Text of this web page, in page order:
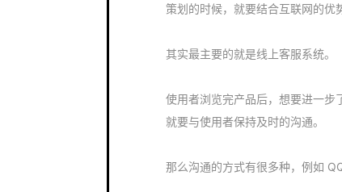
策划的时候，就要结合互联网的优
其实最主要的就是线上客服系统。
使用者浏览完产品后，想要进一步
就要与使用者保持及时的沟通。
那么沟通的方式有很多种，例如